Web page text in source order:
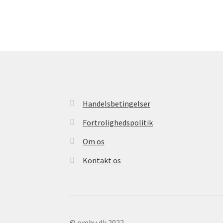
Handelsbetingelser
Fortrolighedspolitik
Om os
Kontakt os